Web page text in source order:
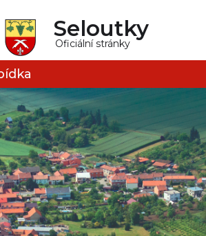
Seloutky
Oficiální stránky